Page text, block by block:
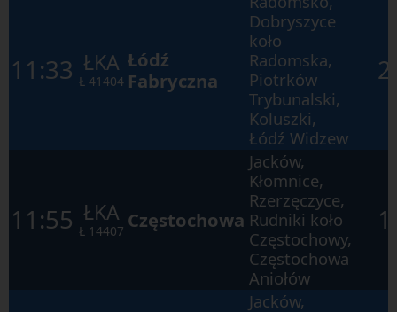
11:33 ŁKA
Ł 41404
Łódź
Fabryczna
Dobryszyce
koło
Radomska,
Piotrków
Trybunalski,
Koluszki,
Łódź Widzew
2
11:55 ŁKA
Ł 14407 Częstochowa
Jacków,
Kłomnice,
Rzerzęczyce,
Rudniki koło
Częstochowy,
Częstochowa
Aniołów
1
Jacków,